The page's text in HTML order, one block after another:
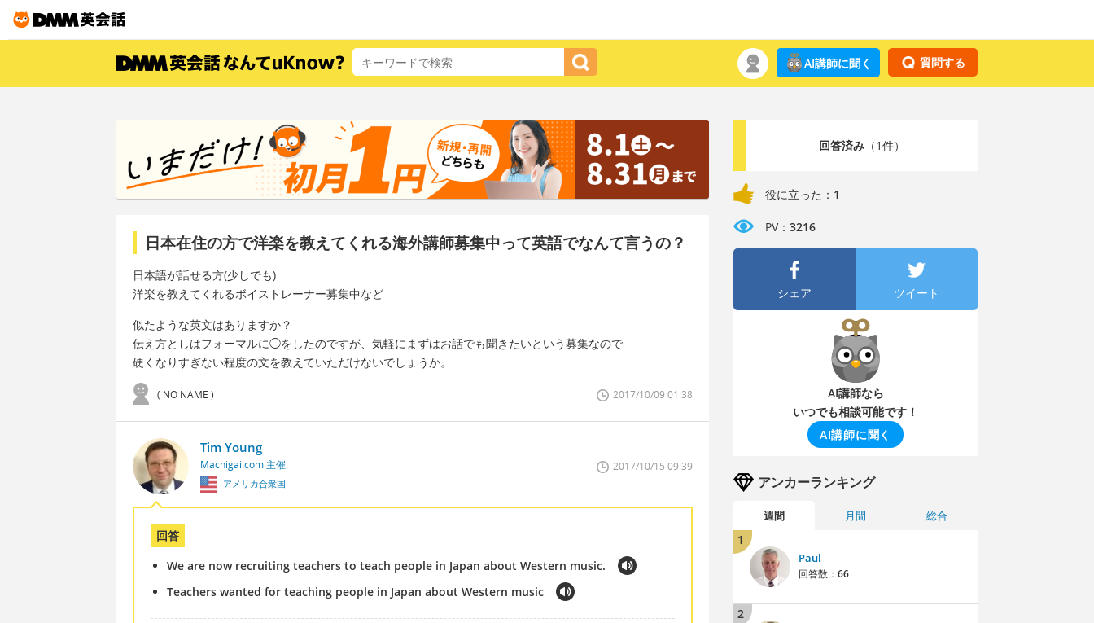
質問する
AI講師に聞く
日本在住の方で洋楽を教えてくれる海外講師募集中って英語でなんて言うの？
日本語が話せる方(少しでも)
洋楽を教えてくれるボイストレーナー募集中など
似たような英文はありますか？
伝え方としはフォーマルに◯をしたのですが、気軽にまずはお話でも聞きたいという募集なので
硬くなりすぎない程度の文を教えていただけないでしょうか。
( NO NAME ) 2017/10/09 01:38
Tim Young
Machigai.com 主催
アメリカ合衆国
2017/10/15 09:39
回答
We are now recruiting teachers to teach people in Japan about Western music.
Teachers wanted for teaching people in Japan about Western music
回答済み（1件）
役に立った： 1
PV： 3216
シェア ツイート
AI講師なら
いつでも相談可能です！
AI講師に聞く
アンカーランキング
週間 月間 総合
1
Paul
回答数： 66
2